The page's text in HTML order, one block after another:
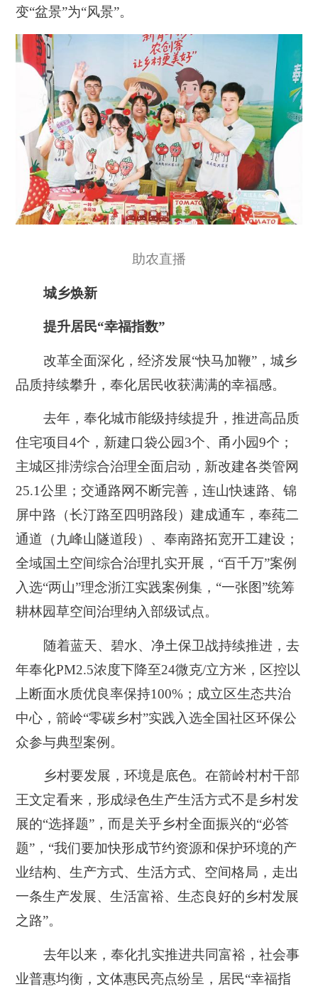
变“盆景”为“风景”。
助农直播
城乡焕新
提升居民“幸福指数”
改革全面深化，经济发展“快马加鞭”，城乡
品质持续攀升，奉化居民收获满满的幸福感。
去年，奉化城市能级持续提升，推进高品质
住宅项目4个，新建口袋公园3个、甬小园9个；
主城区排涝综合治理全面启动，新改建各类管网
25.1公里；交通路网不断完善，连山快速路、锦
屏中路（长汀路至四明路段）建成通车，奉莼二
通道（九峰山隧道段）、奉南路拓宽开工建设；
全域国土空间综合治理扎实开展，“百千万”案例
入选“两山”理念浙江实践案例集，“一张图”统筹
耕林园草空间治理纳入部级试点。
随着蓝天、碧水、净土保卫战持续推进，去
年奉化PM2.5浓度下降至24微克/立方米，区控以
上断面水质优良率保持100%；成立区生态共治
中心，箭岭“零碳乡村”实践入选全国社区环保公
众参与典型案例。
乡村要发展，环境是底色。在箭岭村村干部
王文定看来，形成绿色生产生活方式不是乡村发
展的“选择题”，而是关乎乡村全面振兴的“必答
题”，“我们要加快形成节约资源和保护环境的产
业结构、生产方式、生活方式、空间格局，走出
一条生产发展、生活富裕、生态良好的乡村发展
之路”。
去年以来，奉化扎实推进共同富裕，社会事
业普惠均衡，文体惠民亮点纷呈，居民“幸福指